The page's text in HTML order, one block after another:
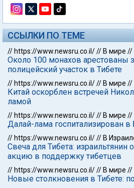
ССЫЛКИ ПО ТЕМЕ
// https://www.newsru.co.il/// В мире //
Около 100 монахов арестованы
полицейский участок в Тибете
// https://www.newsru.co.il/// В мире //
Китай оскорблен встречей
ламой
// https://www.newsru.co.il/// В мире //
Далай-лама госпитализирован
// https://www.newsru.co.il/// В
Свеча для Тибета: израильтянин
акцию в поддержку тибетцев
// https://www.newsru.co.il/// В мире //
Новые столкновения в Тибете: